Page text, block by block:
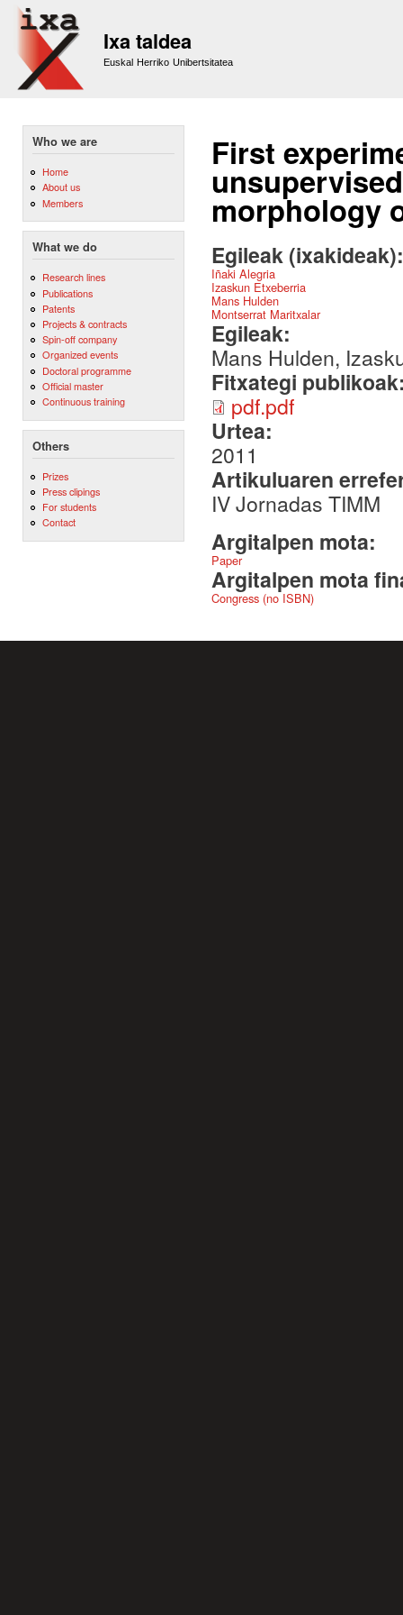
Ixa taldea
Euskal Herriko Unibertsitatea
Who we are
Home
About us
Members
What we do
Research lines
Publications
Patents
Projects & contracts
Spin-off company
Organized events
Doctoral programme
Official master
Continuous training
Others
Prizes
Press clipings
For students
Contact
First
morphology
Egileak
Iñaki Alegria
Izaskun Etxeberria
Mans Hulden
Montserrat Maritxalar
Egileak:
Mans Hulden,
Fitxategi
pdf.pdf
Urtea:
2011
Artikuluaren
IV Jornadas TIMM
Argitalpen mota:
Paper
Argitalpen mota
Congress (no ISBN)